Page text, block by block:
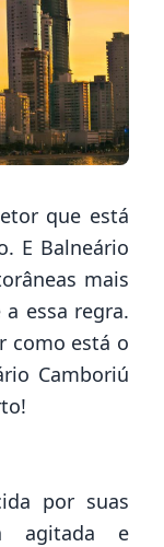
que está
E Balneário
mais
essa regra.
como está o
Camboriú
por suas
agitada e